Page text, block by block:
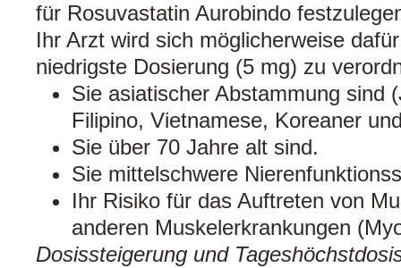
für Rosuvastatin Aurobindo
Ihr Arzt wird sich möglicherweise
niedrigste Dosierung (5 mg) zu
Sie asiatischer Abstammung sind
Filipino, Vietnamese, Koreaner
Sie über 70 Jahre alt sind.
Sie mittelschwere
Ihr Risiko für das Auftreten von
anderen Muskelerkrankungen
Dosissteigerung und